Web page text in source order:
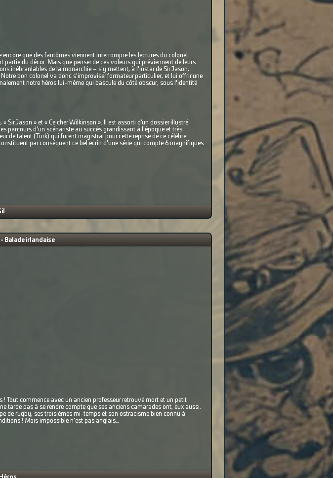
que des fantômes viennent interrompre les lectures du colonel
du décor. Mais que penser de ces voleurs qui préviennent de leurs
inébranlables de la monarchie – s'y mettent, à l'instar de Sir Jason,
bon colonel va donc s'improviser formateur particulier, et lui offrir une
notre héros lui-même qui bascule du côté obscur, sous l'identité
Sir Jason » et « Ce cher Wilkinson ». Il est assorti d’un dossier illustré
parcours d'un scénariste au succès grandissant à l'époque et très
de talent (Turk) qui furent magistral pour cette reprise de ce célèbre
par conséquent ce bel ecrin d'une série qui compte 6 magnifiques
Balade irlandaise
! Tout commence avec un ancien professeur retrouvé mort et un petit
tarde pas à se rendre compte que ses anciens camarades ont, eux aussi,
de rugby, ses troisièmes mi-temps et son ostracisme bien connu à
! Mais impossible n’est pas anglais…